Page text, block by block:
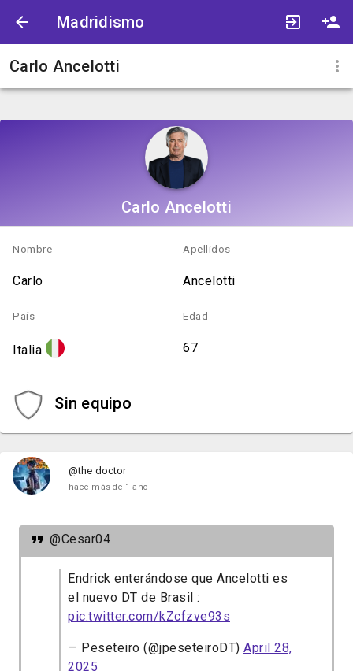
Madridismo
Carlo Ancelotti
Carlo Ancelotti
Nombre
Carlo
Apellidos
Ancelotti
País
Italia
Edad
67
Sin equipo
@the doctor
hace más de 1 año
@Cesar04
Endrick enterándose que Ancelotti es
el nuevo DT de Brasil :
pic.twitter.com/kZcfzve93s
— Peseteiro (@jpeseteiroDT) April 28,
2025